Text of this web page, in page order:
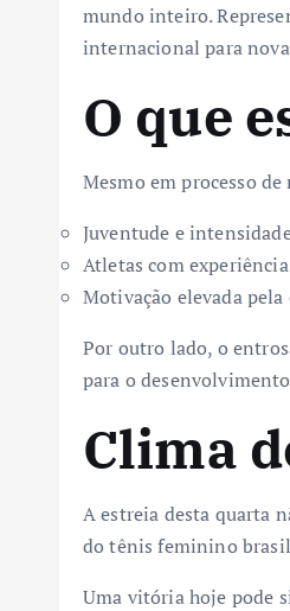
mundo inteiro.
internacional para
O que
Mesmo em processo
Juventude e
Atletas com
Motivação elevada
Por outro lado, o
para o
Clima
A estreia desta quarta
do tênis feminino
Uma vitória hoje pode